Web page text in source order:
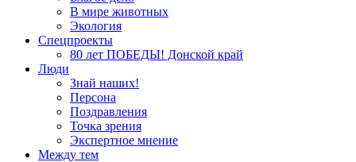
В мире животных
Экология
Спецпроекты
80 лет ПОБЕДЫ! Донской край
Люди
Знай наших!
Персона
Поздравления
Точка зрения
Экспертное мнение
Между тем